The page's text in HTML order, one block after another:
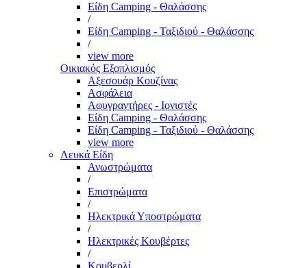
Είδη Camping - Θαλάσσης
/
Είδη Camping - Ταξιδιού - Θαλάσσης
/
view more
Οικιακός Εξοπλισμός
Αξεσουάρ Κουζίνας
Ασφάλεια
Αφυγραντήρες - Ιονιστές
Είδη Camping - Θαλάσσης
Είδη Camping - Ταξιδιού - Θαλάσσης
view more
Λευκά Είδη
Ανωστρώματα
/
Επιστρώματα
/
Ηλεκτρικά Υποστρώματα
/
Ηλεκτρικές Κουβέρτες
/
Κουβερλί